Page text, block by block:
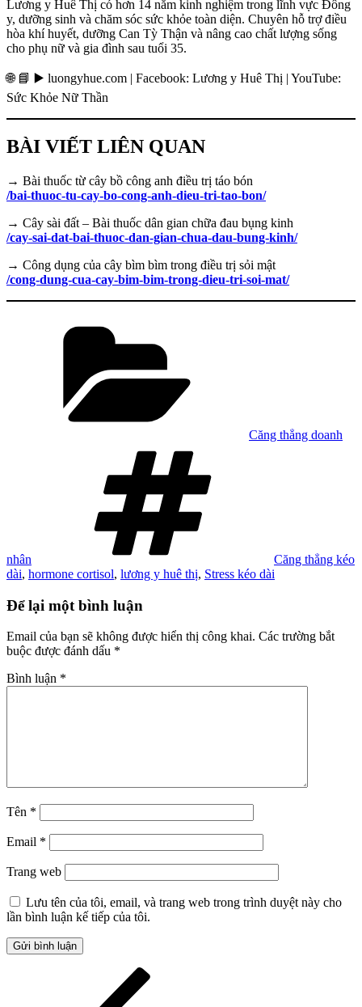
Lương y Huê Thị có hơn 14 năm kinh nghiệm trong lĩnh vực Đông
y, dưỡng sinh và chăm sóc sức khỏe toàn diện. Chuyên hỗ trợ điều
hòa khí huyết, dưỡng Can Tỳ Thận và nâng cao chất lượng sống
cho phụ nữ và gia đình sau tuổi 35.
🌐 📘 ▶️ luongyhue.com | Facebook: Lương y Huê Thị | YouTube:
Sức Khỏe Nữ Thần
BÀI VIẾT LIÊN QUAN
→ Bài thuốc từ cây bồ công anh điều trị táo bón
/bai-thuoc-tu-cay-bo-cong-anh-dieu-tri-tao-bon/
→ Cây sài đất – Bài thuốc dân gian chữa đau bụng kinh
/cay-sai-dat-bai-thuoc-dan-gian-chua-dau-bung-kinh/
→ Công dụng của cây bìm bìm trong điều trị sỏi mật
/cong-dung-cua-cay-bim-bim-trong-dieu-tri-soi-mat/
Căng thẳng doanh
nhân
Căng thẳng kéo
dài, hormone cortisol, lương y huê thị, Stress kéo dài
Để lại một bình luận
Email của bạn sẽ không được hiển thị công khai. Các trường bắt
buộc được đánh dấu *
Bình luận *
Tên *
Email *
Trang web
Lưu tên của tôi, email, và trang web trong trình duyệt này cho
lần bình luận kế tiếp của tôi.